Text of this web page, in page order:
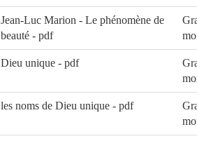
Jean-Luc Marion - Le phénomène de
beauté - pdf
Dieu unique - pdf
les noms de Dieu unique - pdf